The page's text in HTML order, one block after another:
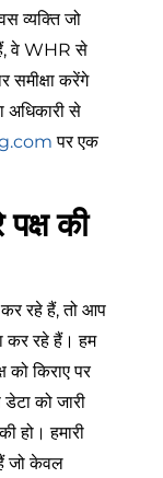
व्यक्ति जो
वे WHR से
करेंगे
अधिकारी से
पर एक
की
रहे हैं, तो आप
कर रहे हैं। हम
को किराए पर
को जारी
हो। हमारी
जो केवल